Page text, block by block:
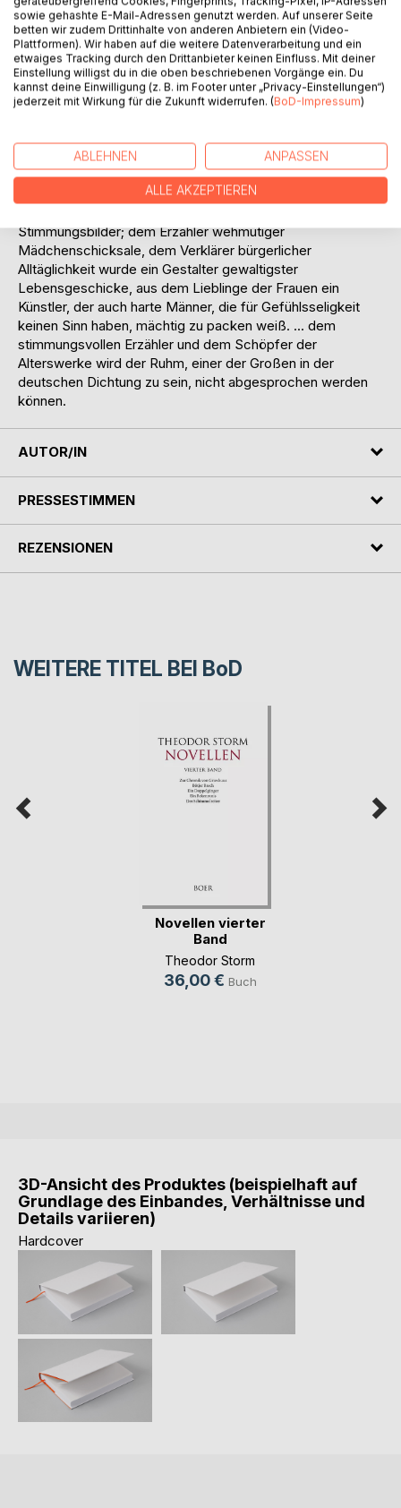
So manche dieser Erscheinungen deuten auf den
bemerkenswertesten Zug in der Gesamterscheinung
dieses Dichters, auf die gewaltige Entwicklung, die er
durchgemacht hat. Sie bildet in der Tat ein hervorragendes
Merkmal Theodor Storms. Wenn er um 1870 gestorben
wäre, niemand hätte auch nur vermutet, was mit diesem
Minnedichter und einer der weichsten Künstler fortgelebt,
in dessen Bilde manche schroffe Züge aus den Gedichten
und einigen Novellen als fremdartig erschienen wären.
Stimmungsbilder; dem Erzähler wehmütiger
Mädchenschicksale, dem Verklärer bürgerlicher
Alltäglichkeit wurde ein Gestalter gewaltigster
Lebensgeschicke, aus dem Lieblinge der Frauen ein
Künstler, der auch harte Männer, die für Gefühlsseligkeit
keinen Sinn haben, mächtig zu packen weiß. ... dem
stimmungsvollen Erzähler und dem Schöpfer der
Alterswerke wird der Ruhm, einer der Großen in der
deutschen Dichtung zu sein, nicht abgesprochen werden
können.
AUTOR/IN
PRESSESTIMMEN
REZENSIONEN
WEITERE TITEL BEI BoD
Novellen vierter
Band
Theodor Storm
36,00 € Buch
3D-Ansicht des Produktes (beispielhaft auf
Grundlage des Einbandes, Verhältnisse und
Details variieren)
Hardcover
sowie gehashte E-Mail-Adressen genutzt werden. Auf unserer Seite
betten wir zudem Drittinhalte von anderen Anbietern ein (Video-
Plattformen). Wir haben auf die weitere Datenverarbeitung und ein
etwaiges Tracking durch den Drittanbieter keinen Einfluss. Mit deiner
Einstellung willigst du in die oben beschriebenen Vorgänge ein. Du
kannst deine Einwilligung (z. B. im Footer unter „Privacy-Einstellungen“)
jederzeit mit Wirkung für die Zukunft widerrufen. (BoD-Impressum)
ABLEHNEN ANPASSEN
ALLE AKZEPTIEREN